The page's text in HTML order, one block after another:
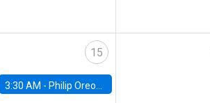
15
3:30 AM - Philip Oreopolous, University of Toronto